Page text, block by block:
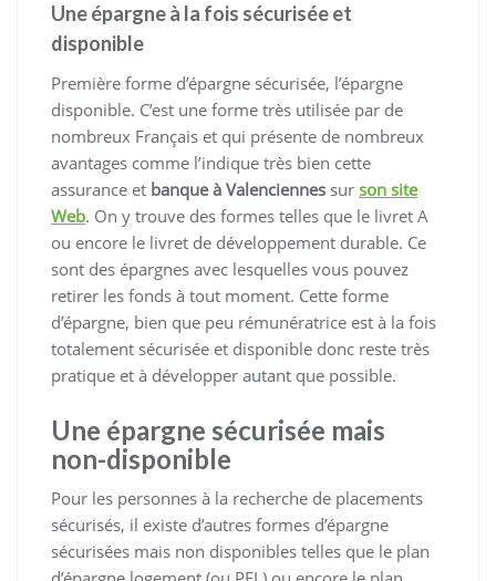
Une épargne à la fois sécurisée et
disponible
Première forme d’épargne sécurisée, l’épargne
disponible. C’est une forme très utilisée par de
nombreux Français et qui présente de nombreux
avantages comme l’indique très bien cette
assurance et banque à Valenciennes sur son site
Web. On y trouve des formes telles que le livret A
ou encore le livret de développement durable. Ce
sont des épargnes avec lesquelles vous pouvez
retirer les fonds à tout moment. Cette forme
d’épargne, bien que peu rémunératrice est à la fois
totalement sécurisée et disponible donc reste très
pratique et à développer autant que possible.
Une épargne sécurisée mais
non-disponible
Pour les personnes à la recherche de placements
sécurisés, il existe d’autres formes d’épargne
sécurisées mais non disponibles telles que le plan